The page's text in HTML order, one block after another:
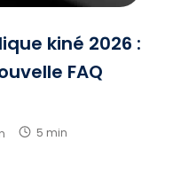
kiné 2026 :
FAQ
5 min